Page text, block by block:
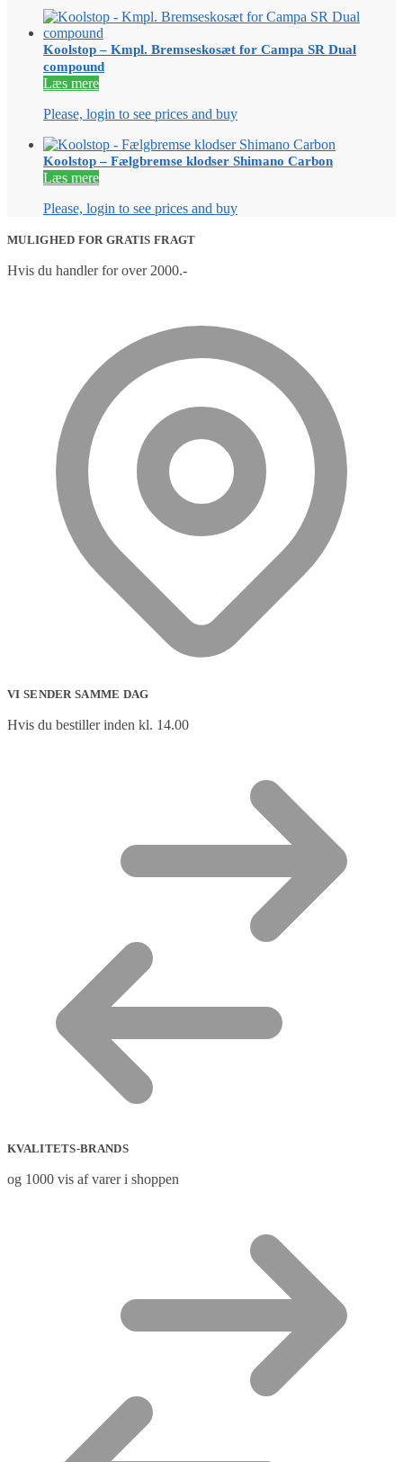
Koolstop – Kmpl. Bremseskosæt for Campa SR Dual
compound
Læs mere
Please, login to see prices and buy
Koolstop – Fælgbremse klodser Shimano Carbon
Læs mere
Please, login to see prices and buy
MULIGHED FOR GRATIS FRAGT
Hvis du handler for over 2000.-
VI SENDER SAMME DAG
Hvis du bestiller inden kl. 14.00
KVALITETS-BRANDS
og 1000 vis af varer i shoppen